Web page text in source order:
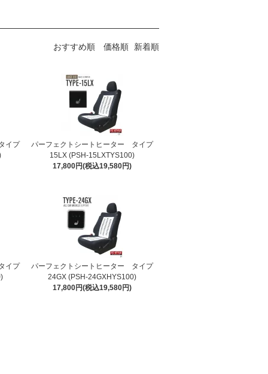
おすすめ順 価格順 新着順
イプ
パーフェクトシートヒーター タイプ
15LX (PSH-15LXTYS100)
17,800円(税込19,580円)
イプ
パーフェクトシートヒーター タイプ
24GX (PSH-24GXHYS100)
17,800円(税込19,580円)